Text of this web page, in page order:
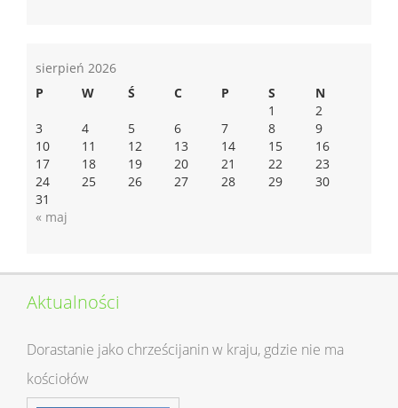
sierpień 2026
P
W Ś C P S N
« maj
1
2
3
4 5 6 7 8
9
10
11 12 13 14 15
16
17
18 19 20 21 22
23
24
25 26 27 28 29
30
31
Aktualności
Dorastanie jako chrześcijanin w kraju, gdzie nie ma
kościołów